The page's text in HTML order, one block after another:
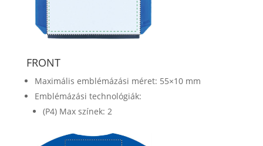
FRONT
Maximális emblémázási méret: 55×10 mm
Emblémázási technológiák:
(P4) Max színek: 2